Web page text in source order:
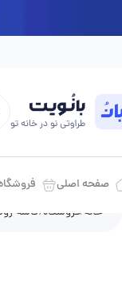
صفحه اصلی
خانه فروشگاه کاسه